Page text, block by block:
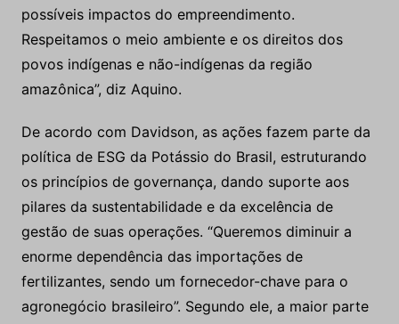
possíveis impactos do empreendimento.
Respeitamos o meio ambiente e os direitos dos
povos indígenas e não-indígenas da região
amazônica”, diz Aquino.
De acordo com Davidson, as ações fazem parte da
política de ESG da Potássio do Brasil, estruturando
os princípios de governança, dando suporte aos
pilares da sustentabilidade e da excelência de
gestão de suas operações. “Queremos diminuir a
enorme dependência das importações de
fertilizantes, sendo um fornecedor-chave para o
agronegócio brasileiro”. Segundo ele, a maior parte